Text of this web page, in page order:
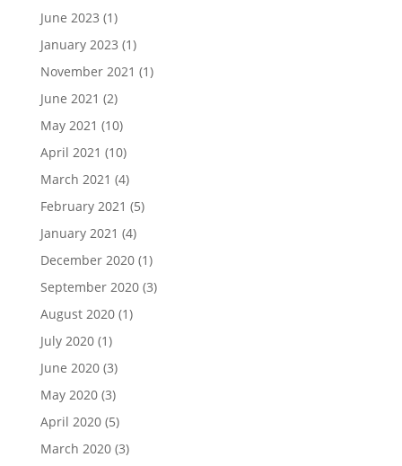
June 2023 (1)
January 2023 (1)
November 2021 (1)
June 2021 (2)
May 2021 (10)
April 2021 (10)
March 2021 (4)
February 2021 (5)
January 2021 (4)
December 2020(1)
September 2020(3)
August 2020(1)
July 2020(1)
June 2020(3)
May 2020(3)
April 2020(5)
March 2020(3)